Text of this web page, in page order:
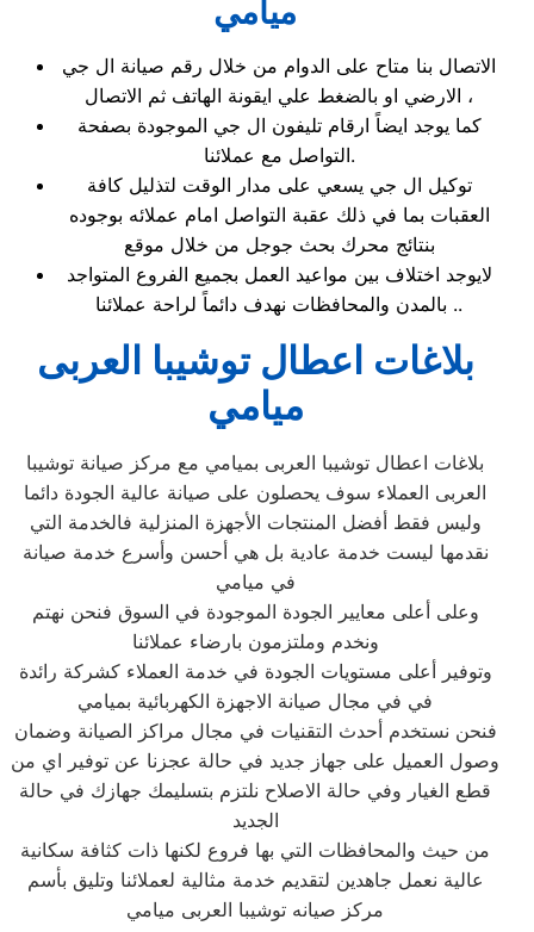
ميامي
الاتصال بنا متاح على الدوام من خلال رقم صيانة ال جي
الارضي او بالضغط علي ايقونة الهاتف ثم الاتصال ،
كما يوجد ايضاً ارقام تليفون ال جي الموجودة بصفحة
التواصل مع عملائنا.
توكيل ال جي يسعي على مدار الوقت لتذليل كافة
العقبات بما في ذلك عقبة التواصل امام عملائه بوجوده
بنتائج محرك بحث جوجل من خلال موقع
لايوجد اختلاف بين مواعيد العمل بجميع الفروع المتواجد
بالمدن والمحافظات نهدف دائماً لراحة عملائنا ..
بلاغات اعطال توشيبا العربى
ميامي
بلاغات اعطال توشيبا العربى بميامي مع مركز صيانة توشيبا
العربى العملاء سوف يحصلون على صيانة عالية الجودة دائما
وليس فقط أفضل المنتجات الأجهزة المنزلية فالخدمة التي
نقدمها ليست خدمة عادية بل هي أحسن وأسرع خدمة صيانة
في ميامي
وعلى أعلى معايير الجودة الموجودة في السوق فنحن نهتم
ونخدم وملتزمون بارضاء عملائنا
وتوفير أعلى مستويات الجودة في خدمة العملاء كشركة رائدة
في في مجال صيانة الاجهزة الكهربائية بميامي
فنحن نستخدم أحدث التقنيات في مجال مراكز الصيانة وضمان
وصول العميل على جهاز جديد في حالة عجزنا عن توفير اي من
قطع الغيار وفي حالة الاصلاح نلتزم بتسليمك جهازك في حالة
الجديد
من حيث والمحافظات التي بها فروع لكنها ذات كثافة سكانية
عالية نعمل جاهدين لتقديم خدمة مثالية لعملائنا وتليق بأسم
مركز صيانه توشيبا العربى ميامي